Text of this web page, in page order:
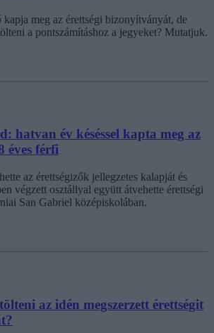
meg az érettségi bizonyítványát, de
a pontszámításhoz a jegyeket? Mutatjuk.
hatvan év késéssel kapta meg az
éves férfi
az érettségizők jellegzetes kalapját és
végzett osztállyal együtt átvehette érettségi
San Gabriel középiskolában.
az idén megszerzett érettségit